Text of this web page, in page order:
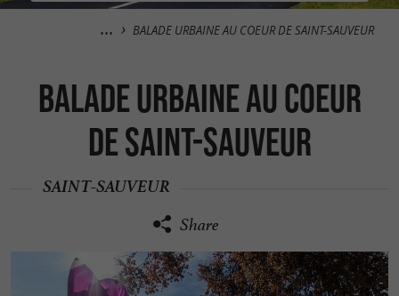
BALADE URBAINE AU COEUR DE SAINT-SAUVEUR
BALADE URBAINE AU COEUR
DE SAINT-SAUVEUR
SAINT-SAUVEUR
Share